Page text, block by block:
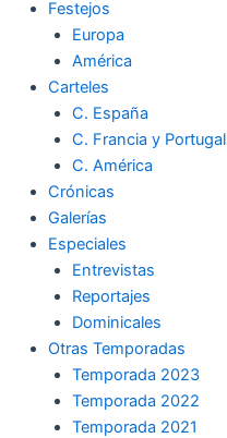
Festejos
Europa
América
Carteles
C. España
C. Francia y Portugal
C. América
Crónicas
Galerías
Especiales
Entrevistas
Reportajes
Dominicales
Otras Temporadas
Temporada 2023
Temporada 2022
Temporada 2021